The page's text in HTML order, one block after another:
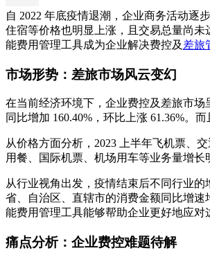
自 2022 年底疫情退潮，企业商务活动逐
住宿等价格也明显上涨，且交易总量尚
能费用管理工具成为企业解决费控及 差旅
市场形势：差旅市场风云变幻
在当前经济环境下，企业费控及差旅市场
同比增加 160.40%，环比上涨 61.36%。
从价格方面分析，2023 上半年飞机票、
用餐、国际机票、机场用车等业务量增长
从行业视角出发，疫情结束后不同行业
省、自治区、直辖市的消费金额同比增
能费用管理工具能够帮助企业更好地应对
痛点分析：企业费控难题待解